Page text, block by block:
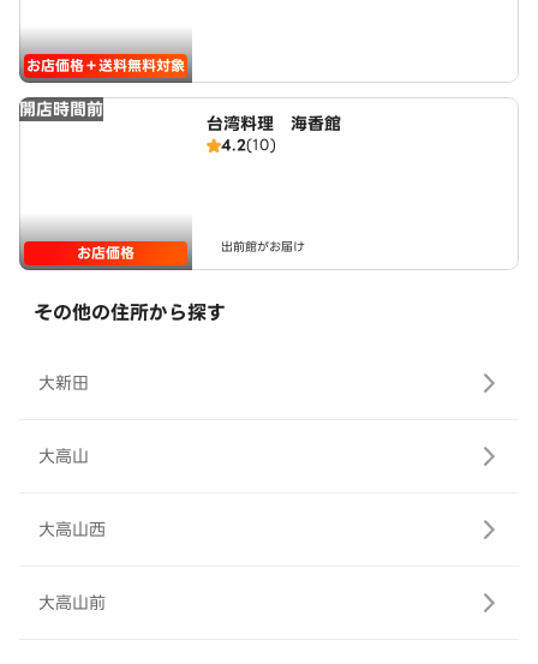
お店価格＋送料無料対象
開店時間前
お店価格
台湾料理 海香館
4.2(10)
出前館がお届け
その他の住所から探す
大新田
大高山
大高山西
大高山前